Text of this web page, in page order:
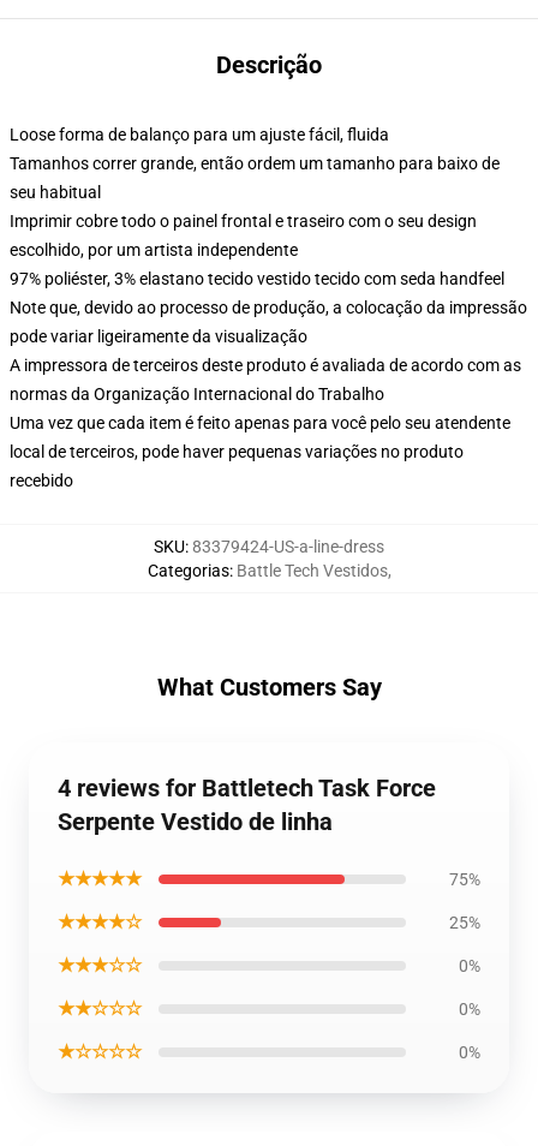
Descrição
Loose forma de balanço para um ajuste fácil, fluida
Tamanhos correr grande, então ordem um tamanho para baixo de
seu habitual
Imprimir cobre todo o painel frontal e traseiro com o seu design
escolhido, por um artista independente
97% poliéster, 3% elastano tecido vestido tecido com seda handfeel
Note que, devido ao processo de produção, a colocação da impressão
pode variar ligeiramente da visualização
A impressora de terceiros deste produto é avaliada de acordo com as
normas da Organização Internacional do Trabalho
Uma vez que cada item é feito apenas para você pelo seu atendente
local de terceiros, pode haver pequenas variações no produto
recebido
SKU:83379424-US-a-line-dress
Categorias: Battle Tech Vestidos,
What Customers Say
4 reviews for Battletech Task Force
Serpente Vestido de linha
★★★★★ 75%
★★★★☆ 25%
★★★☆☆ 0%
★★☆☆☆ 0%
★☆☆☆☆ 0%